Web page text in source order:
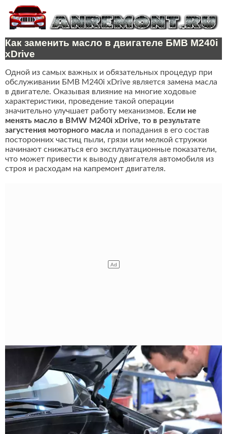
Как заменить масло в двигателе БМВ M240i
xDrive
Одной из самых важных и обязательных процедур при
обслуживании БМВ M240i xDrive является замена масла
в двигателе. Оказывая влияние на многие ходовые
характеристики, проведение такой операции
значительно улучшает работу механизмов. Если не
менять масло в BMW M240i xDrive, то в результате
загустения моторного масла и попадания в его состав
посторонних частиц пыли, грязи или мелкой стружки
начинают снижаться его эксплуатационные показатели,
что может привести к выводу двигателя автомобиля из
строя и расходам на капремонт двигателя.